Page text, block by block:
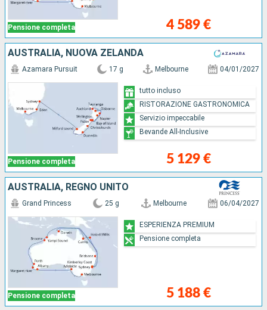
Pensione completa 4 589 €
AUSTRALIA, NUOVA ZELANDA
Pensione completa
Azamara Pursuit 17 g Melbourne 04/01/2027
5 129 €
tutto incluso
RISTORAZIONE GASTRONOMICA
Servizio impeccabile
Bevande All-Inclusive
AUSTRALIA, REGNO UNITO
Pensione completa
Grand Princess 25 g Melbourne 06/04/2027
5 188 €
ESPERIENZA PREMIUM
Pensione completa